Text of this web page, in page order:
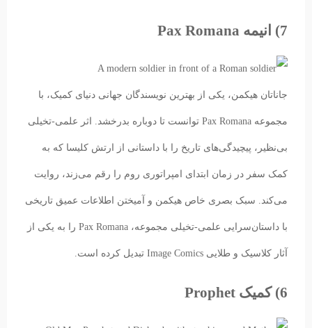
7) انیمه Pax Romana
جاناتان هیکمن، یکی از بهترین نویسندگان جهانی دنیای کمیک، با
مجموعه Pax Romana توانست تا دوباره بدرخشد. اثر علمی-تخیلی
بی‌نظیر، پیچیدگی‌های تاریخ را با داستانی از ارتش کلیسا که به
کمک سفر در زمان ابتدای امپراتوری روم را رقم می‌زند، روایت
می‌کند. سبک بصری خاص هیکمن و آمیختن اطلاعات عمیق تاریخی
با داستان‌سرایی علمی-تخیلی مجموعه، Pax Romana را به یکی از
آثار کلاسیک‌ و طلایی Image Comics تبدیل کرده است.
6) کمیک Prophet